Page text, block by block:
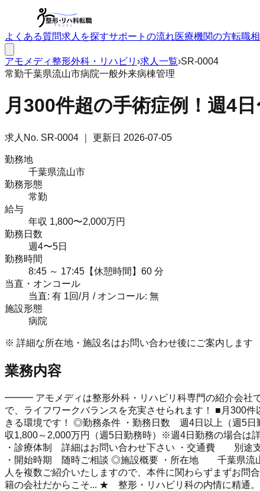
よくある質問求人を探すサポートの流れ医療機関の方転職
アモメディ整形外科・リハビリ ›求人一覧›SR-0004
常勤千葉県流山市病院一般外来病棟管理
月300件超の手術症例！週4
求人No. SR-0004 ｜ 更新日 2026-07-05
勤務地
千葉県流山市
勤務形態
常勤
給与
年収 1,800〜2,000万円
勤務日数
週4〜5日
勤務時間
8:45 ～ 17:45【休憩時間】60 分
当直・オンコール
当直: 有 1回/月 / オンコール: 無
施設形態
病院
※ 詳細な所在地・施設名はお問い合わせ後にご案内します
業務内容
━━━ アモメディは整形外科・リハビリ科専門の紹介会
で、ライフワークバランスを充実させられます！ ■月300
きる環境です！ ◎勤務条件 ・勤務日数 週4日以上（週5
収1,800～2,000万円（週5日勤務時）※週4日勤務の場合
・診療体制 詳細はお問い合わせ下さい ・交通費
・開始時期 随時ご相談 ◎施設概要 ・所在地 千
人を複数ご紹介いたしますので、本件に関わらずまずお問
籍の会社だからこそ... ★ 整形・リハビリ科の内情に精通